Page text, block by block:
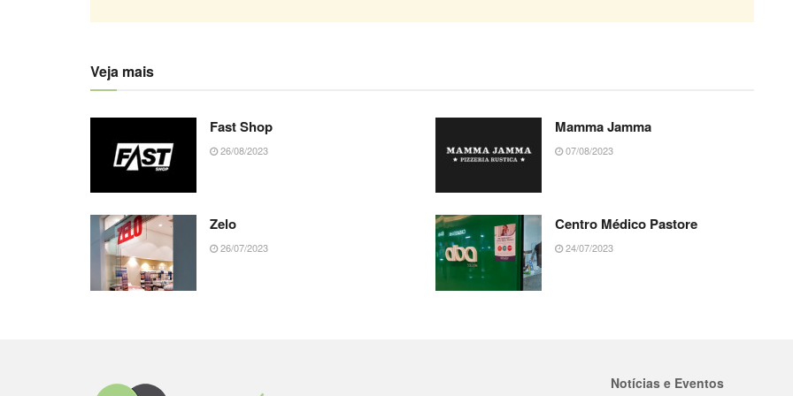
Veja mais
Fast Shop
26/08/2023
Mamma Jamma
07/08/2023
Zelo
26/07/2023
Centro Médico Pastore
24/07/2023
Notícias e Eventos